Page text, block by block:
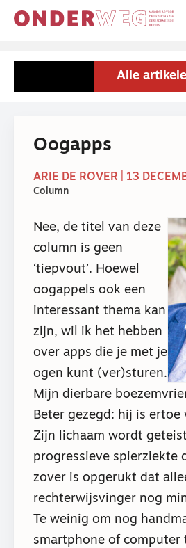
Alle
Oogapps
ARIE DE ROVER | 13
Column
Nee, de titel van deze
column is geen
‘tiepvout’. Hoewel
oogappels ook een
interessant thema kan
zijn, wil ik het hebben
over apps die je met je
ogen kunt (ver)sturen.
Mijn dierbare
Beter gezegd: hij is ertoe
Zijn lichaam wordt
progressieve spierziekte
zover is opgerukt dat
rechterwijsvinger nog
Te weinig om nog
smartphone of computer